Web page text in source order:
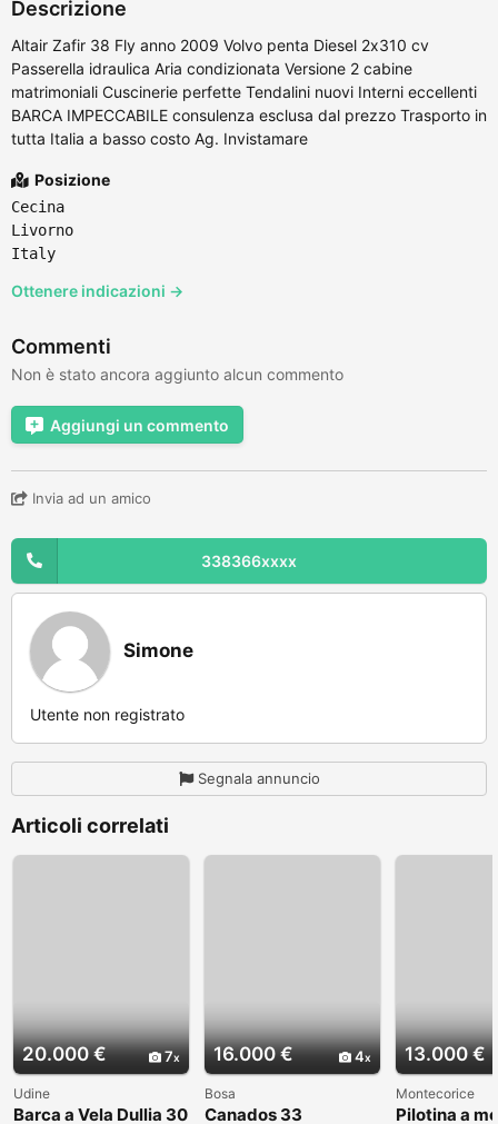
Descrizione
Altair Zafir 38 Fly anno 2009 Volvo penta Diesel 2x310 cv
Passerella idraulica Aria condizionata Versione 2 cabine
matrimoniali Cuscinerie perfette Tendalini nuovi Interni eccellenti
BARCA IMPECCABILE consulenza esclusa dal prezzo Trasporto in
tutta Italia a basso costo Ag. Invistamare
Posizione
Cecina
Livorno
Italy
Ottenere indicazioni →
Commenti
Non è stato ancora aggiunto alcun commento
Aggiungi un commento
Invia ad un amico
338366xxxx
Simone
Utente non registrato
Segnala annuncio
Articoli correlati
20.000 € 7
Udine
Barca a Vela Dullia 30
16.000 € 4
Bosa
Canados 33
13.000 €
Montecorice
Pilotina a